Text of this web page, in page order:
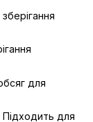
для
Підходить для